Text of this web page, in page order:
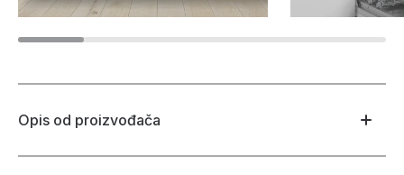
Opis od proizvođača